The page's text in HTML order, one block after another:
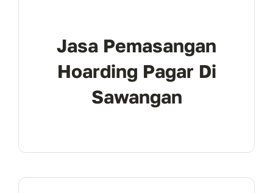
Jasa Pemasangan
Hoarding Pagar Di
Sawangan